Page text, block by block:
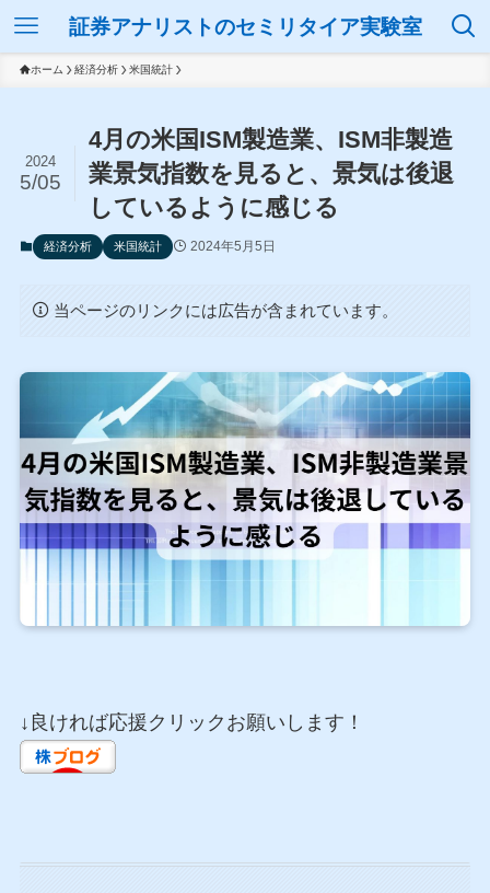
証券アナリストのセミリタイア実験室
ホーム 経済分析 米国統計
4月の米国ISM製造業、ISM非製造
業景気指数を見ると、景気は後退
しているように感じる
2024
5/05
経済分析 米国統計 2024年5月5日
当ページのリンクには広告が含まれています。
↓良ければ応援クリックお願いします！